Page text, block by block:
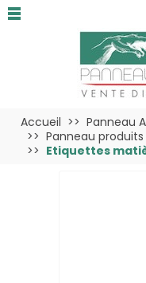
Accueil
Panneau
Panneau
Etiquettes